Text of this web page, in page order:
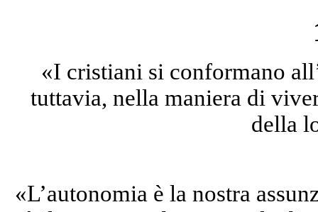
«I cristiani si conformano
tuttavia, nella maniera di
della
«L’autonomia è la nostra